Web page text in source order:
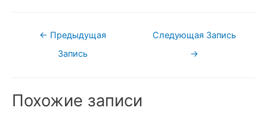
Навигация
← Предыдущая
Запись
Следующая Запись
→
Похожие записи